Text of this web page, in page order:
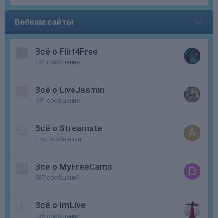
Вебкам сайты
Всё о Flirt4Free
161 сообщение
Всё о LiveJasmin
301 сообщение
Всё о Streamate
1.5k сообщений
Всё о MyFreeCams
887 сообщений
Всё о ImLive
136 сообщений